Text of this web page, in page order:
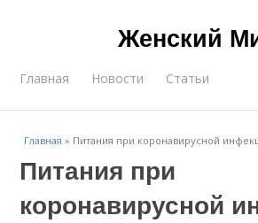
Женский
Главная Новости Статьи
Главная » Питания при коронавирусной
Питания при
коронавирусной